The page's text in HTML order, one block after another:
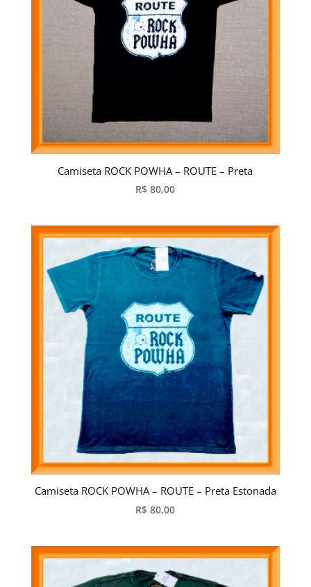
Camiseta ROCK POWHA – ROUTE – Preta
R$ 80,00
Camiseta ROCK POWHA – ROUTE – Preta Estonada
R$ 80,00